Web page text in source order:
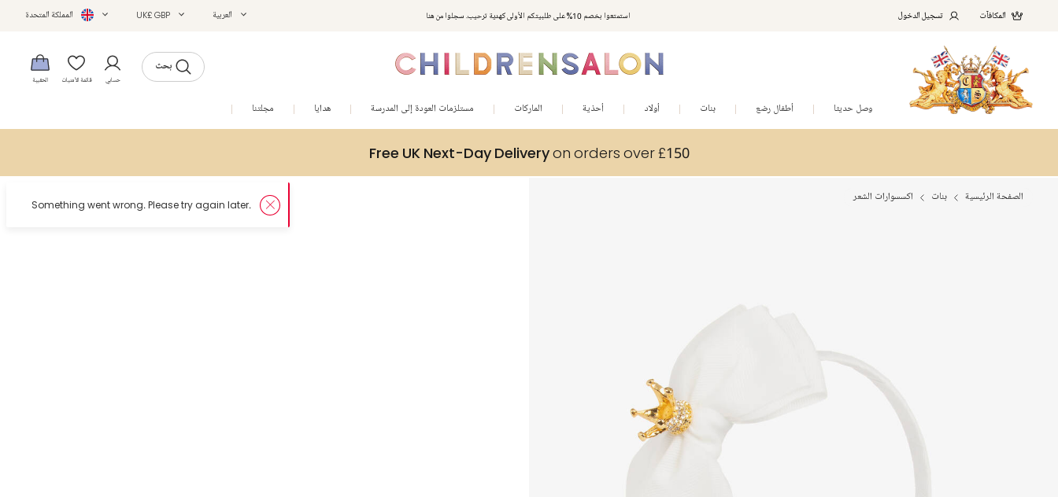
استمتعوا بخصم 10% على طلبيتكم الأولى كهدية ترحيب. سجلوا من هنا المكافآت تسجيل الدخول العربية UK£ GBP المملكة المتحدة
بحث
حسابي قائمة الأمنيات الحقيبة
وصل حديثا أطفال رضع بنات أولاد أحذية الماركات مستلزمات العودة إلى المدرسة هدايا مجلتنا
Free UK Next-Day Deliveryon orders over £150
الصفحة الرئيسية بنات اكسسوارات الشعر